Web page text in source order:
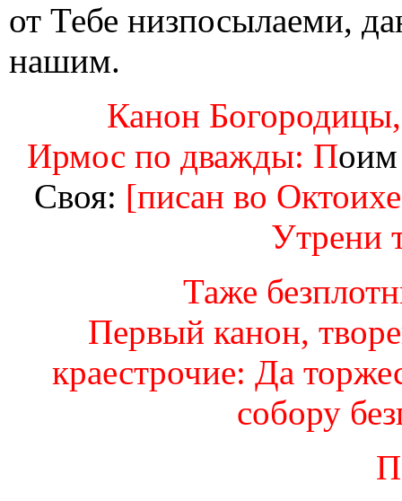
от Тебе низпосылаеми,
нашим.
Канон
Ирмос по дважды: П
Своя: [писан во
Утрени
Таже
Первый канон,
краестрочие: Да
собору